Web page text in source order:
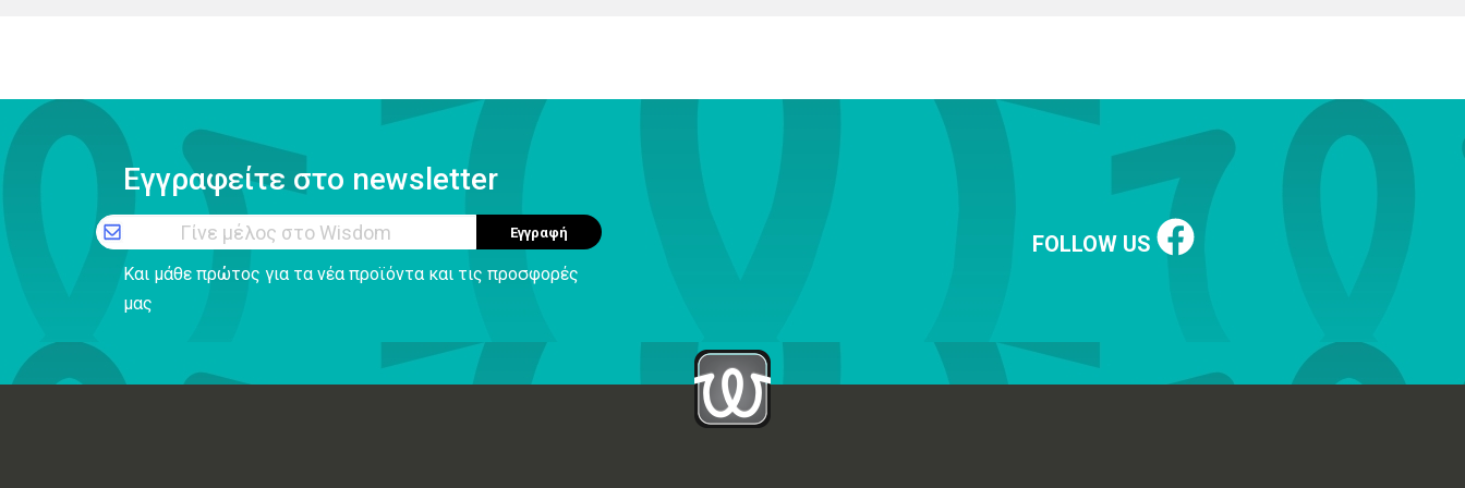
Εγγραφείτε στο newsletter
Γίνε μέλος στο Wisdom Εγγραφή
Και μάθε πρώτος για τα νέα προϊόντα και τις προσφορές
μας
FOLLOW US